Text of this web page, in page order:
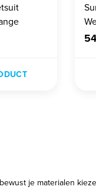
je materialen